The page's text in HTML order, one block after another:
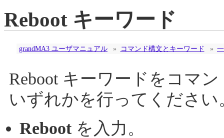
Reboot キーワード
grandMA3 ユーザマニュアル » コマンド構文とキーワード »
Reboot キーワードをコマ
いずれかを行ってください
Reboot を入力。